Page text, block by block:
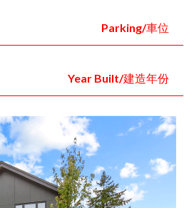
Parking/車位
Year Built/建造年份